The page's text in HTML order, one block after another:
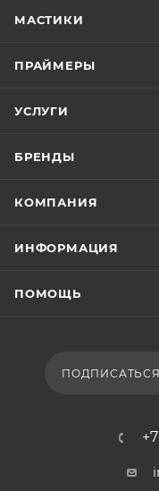
МАСТИКИ
ПРАЙМЕРЫ
УСЛУГИ
БРЕНДЫ
КОМПАНИЯ
ИНФОРМАЦИЯ
ПОМОЩЬ